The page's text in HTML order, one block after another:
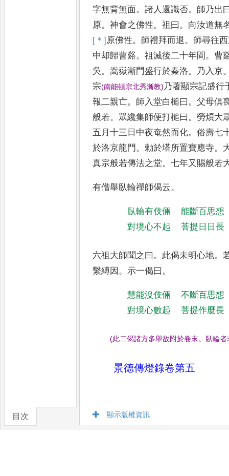
目次
字無背無面。諸人還識否。 師乃出
原。神會之佛性。祖曰 。 向汝道無
[＊] 原佛性。 師禮拜而退。 師尋往
中却歸曹谿。祖滅後二十年間。曹
吳。嵩嶽漸門盛行於秦洛。 乃入京
宗(南能頓宗北秀漸教)乃著顯宗記盛行
報二親亡。 師入堂白槌曰 。父母俱
般若。 眾纔集師便打槌曰 。勞煩大
五月十三日中夜奄然而化。俗壽七
於洛京龍門。勅於塔所置寶應寺。
真宗般若傳法之堂。七年又賜般若
有僧舉臥輪禪師偈云。
臥輪有伎倆
能斷百思想
對境心不起
菩提日日長
六祖大師聞之曰。 此偈未明心地。
繫縛因 。示一偈曰。
慧能沒伎倆
不斷百思想
對境心數起
菩提作麼長
(此二偈諸方多舉故附於卷末。 臥輪者
景德傳燈錄卷第五
顯示版權資訊